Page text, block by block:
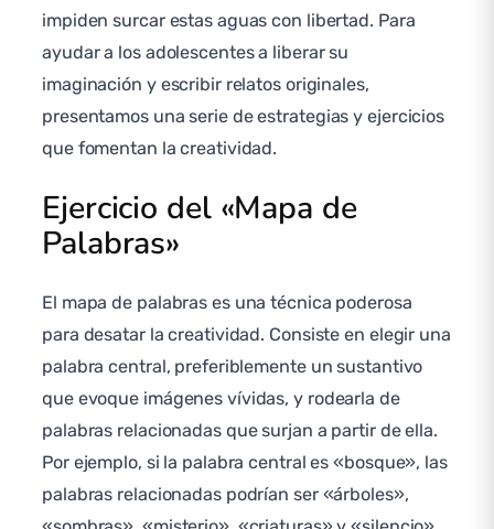
impiden surcar estas aguas con libertad. Para
ayudar a los adolescentes a liberar su
imaginación y escribir relatos originales,
presentamos una serie de estrategias y ejercicios
que fomentan la creatividad.
Ejercicio del «Mapa de
Palabras»
El mapa de palabras es una técnica poderosa
para desatar la creatividad. Consiste en elegir una
palabra central, preferiblemente un sustantivo
que evoque imágenes vívidas, y rodearla de
palabras relacionadas que surjan a partir de ella.
Por ejemplo, si la palabra central es «bosque», las
palabras relacionadas podrían ser «árboles»,